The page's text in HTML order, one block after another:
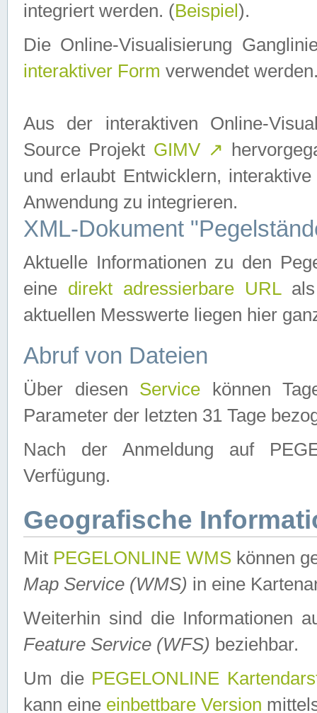
integriert werden. (Beispiel ).
Die Online-Visualisierung
interaktiver Form verwendet
Aus der interaktiven Online-
Source Projekt GIMV ↗
und erlaubt Entwicklern,
Anwendung zu integrieren.
XML-Dokument
Aktuelle Informationen zu den
eine direkt adressierbare URLals
aktuellen Messwerte liegen hier
Abruf von Dateien
Über diesen Service können
Parameter der letzten 31 Tage
Nach der Anmeldung auf
Verfügung.
Geografische
Mit PEGELONLINE WMS können
Map Service (WMS) in eine
Weiterhin sind die Informationen
Feature Service (WFS) beziehbar.
Um die PEGELONLINE
kann eine einbettbare Version